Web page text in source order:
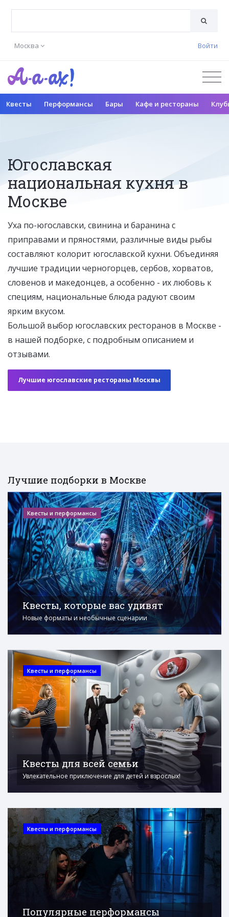
Москва Войти
Квесты Перформансы Бары Кафе и рестораны
Югославская
национальная кухня в
Москве
Уха по-югославски, свинина и баранина с
приправами и пряностями, различные виды рыбы
составляют колорит югославской кухни. Объединяя
лучшие традиции черногорцев, сербов, хорватов,
словенов и македонцев, а особенно - их любовь к
специям, национальные блюда радуют своим
ярким вкусом.
Большой выбор югославских ресторанов в Москве -
в нашей подборке, с подробным описанием и
отзывами.
Лучшие югославские рестораны Москвы
Лучшие подборки в Москве
Квесты и перформансы
Квесты, которые вас удивят
Новые форматы и необычные сценарии
Квесты и перформансы
Квесты для всей семьи
Увлекательное приключение для детей и взрослых!
Квесты и перформансы
Популярные перформансы